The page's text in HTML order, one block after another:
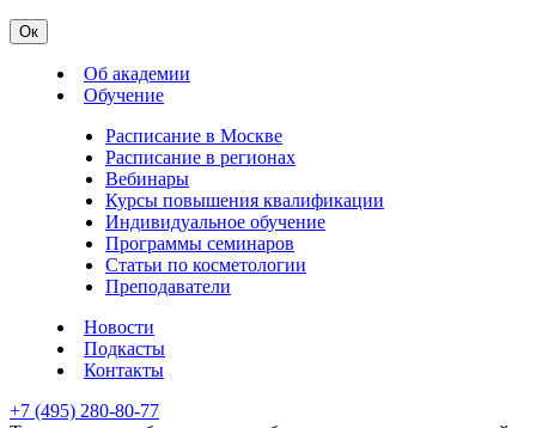
Ок
Об академии
Обучение
Расписание в Москве
Расписание в регионах
Вебинары
Курсы повышения квалификации
Индивидуальное обучение
Программы семинаров
Статьи по косметологии
Преподаватели
Новости
Подкасты
Контакты
+7 (495) 280-80-77